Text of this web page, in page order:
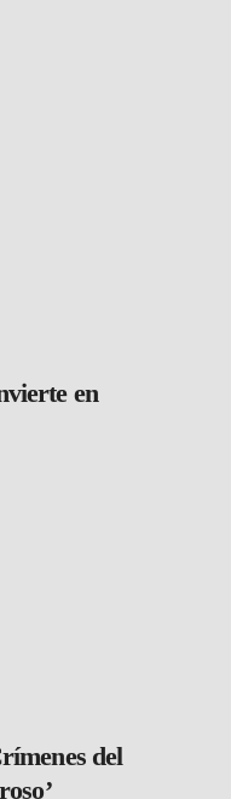
en
del